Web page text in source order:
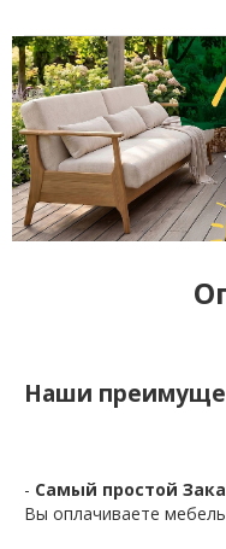
Наши
- Самый простой
Вы оплачиваете